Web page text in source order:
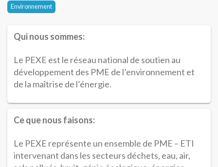
Environnement
Qui nous sommes:
Le PEXE est le réseau national de soutien au
développement des PME de l’environnement et
de la maîtrise de l’énergie.
Ce que nous faisons:
Le PEXE représente un ensemble de PME – ETI
intervenant dans les secteurs déchets, eau, air,